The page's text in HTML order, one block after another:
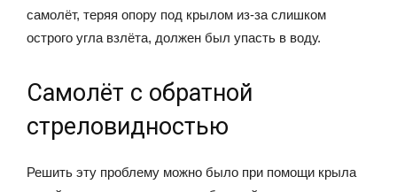
самолёт, теряя опору под крылом из-за слишком
острого угла взлёта, должен был упасть в воду.
Самолёт с обратной
стреловидностью
Решить эту проблему можно было при помощи крыла